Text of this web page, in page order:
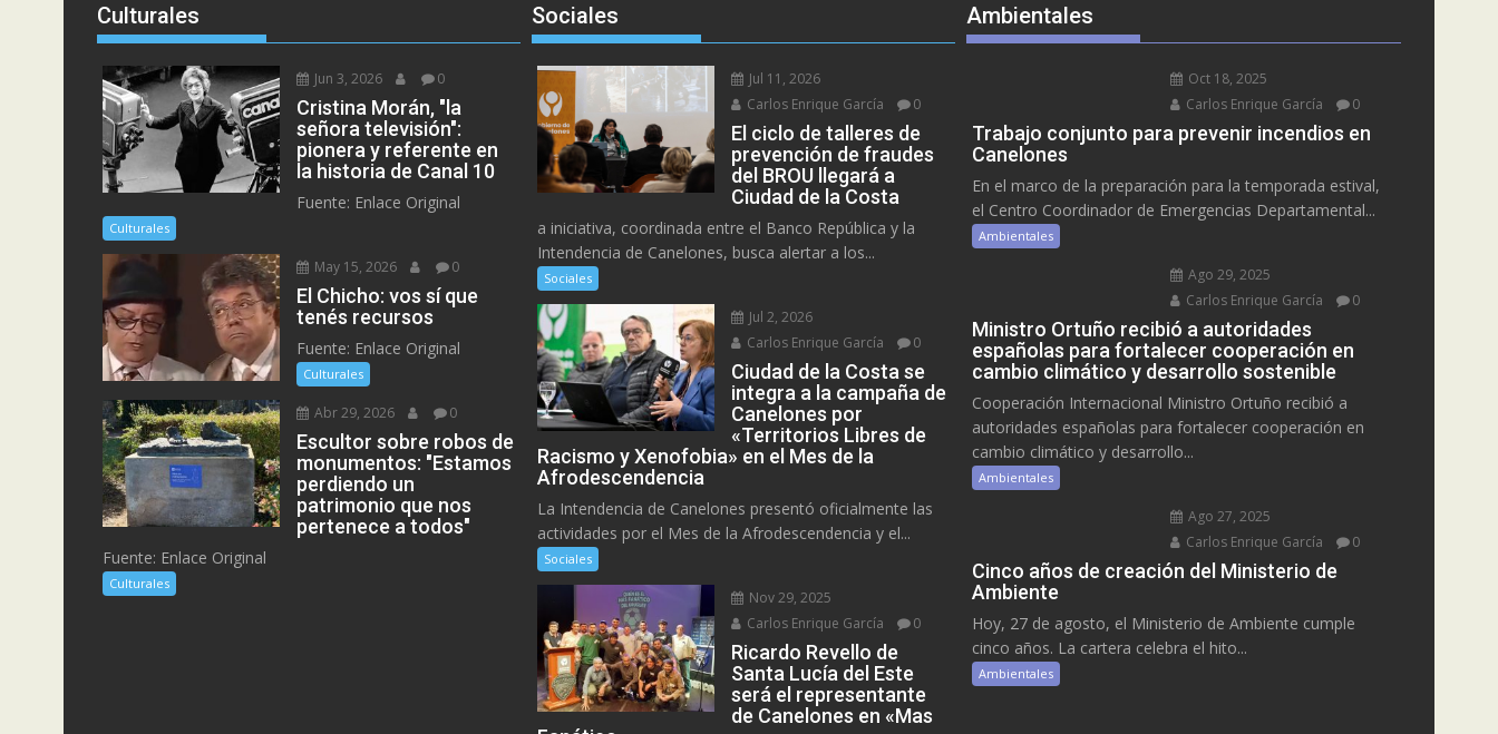
Culturales
Jun 3, 2026 0
Cristina Morán, "la
señora televisión":
pionera y referente en
la historia de Canal 10
Fuente: Enlace Original
Culturales
May 15, 2026 0
El Chicho: vos sí que
tenés recursos
Fuente: Enlace Original
Culturales
Abr 29, 2026 0
Escultor sobre robos de
monumentos: "Estamos
perdiendo un
patrimonio que nos
pertenece a todos"
Fuente: Enlace Original
Culturales
Sociales
Jul 11, 2026
Carlos Enrique García
0
El ciclo de talleres de
prevención de fraudes
del BROU llegará a
Ciudad de la Costa
a iniciativa, coordinada entre el Banco República y la
Intendencia de Canelones, busca alertar a los...
Sociales
Jul 2, 2026
Carlos Enrique García
0
Ciudad de la Costa se
integra a la campaña de
Canelones por
«Territorios Libres de
Racismo y Xenofobia» en el Mes de la
Afrodescendencia
La Intendencia de Canelones presentó oficialmente las
actividades por el Mes de la Afrodescendencia y el...
Sociales
Nov 29, 2025
Carlos Enrique García
0
Ricardo Revello de
Santa Lucía del Este
será el representante
de Canelones en «Mas
Ambientales
Oct 18, 2025
Carlos Enrique García
0
Trabajo conjunto para prevenir incendios en
Canelones
En el marco de la preparación para la temporada estival,
el Centro Coordinador de Emergencias Departamental...
Ambientales
Ago 29, 2025
Carlos Enrique García
0
Ministro Ortuño recibió a autoridades
españolas para fortalecer cooperación en
cambio climático y desarrollo sostenible
Cooperación Internacional Ministro Ortuño recibió a
autoridades españolas para fortalecer cooperación en
cambio climático y desarrollo...
Ambientales
Ago 27, 2025
Carlos Enrique García
0
Cinco años de creación del Ministerio de
Ambiente
Hoy, 27 de agosto, el Ministerio de Ambiente cumple
cinco años. La cartera celebra el hito...
Ambientales